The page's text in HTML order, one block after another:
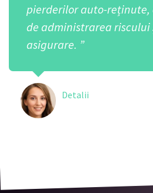
pierderilor auto-
de administrarea riscului
asigurare. ”
Detalii